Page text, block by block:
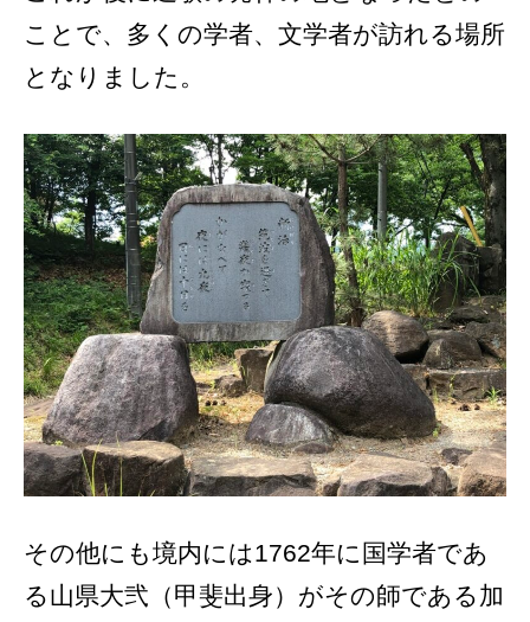
ことで、多くの学者、文学者が訪れる場所
となりました。
その他にも境内には1762年に国学者であ
る山県大弐（甲斐出身）がその師である加